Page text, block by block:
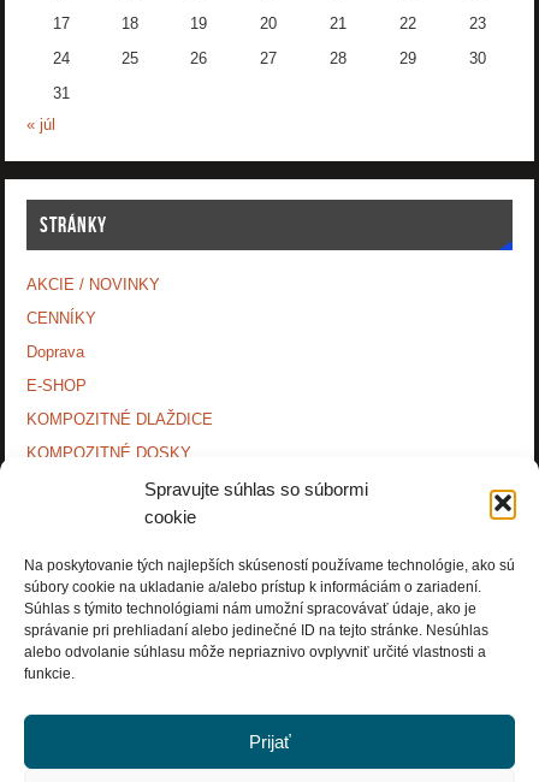
Spravujte súhlas so súbormi
cookie
Na poskytovanie tých najlepších skúseností používame technológie, ako sú
súbory cookie na ukladanie a/alebo prístup k informáciám o zariadení.
Súhlas s týmito technológiami nám umožní spracovávať údaje, ako je
správanie pri prehliadaní alebo jedinečné ID na tejto stránke. Nesúhlas
alebo odvolanie súhlasu môže nepriaznivo ovplyvniť určité vlastnosti a
funkcie.
Prijať
17 18 19 20 21 22 23
24 25 26 27 28 29 30
31
« júl
STRÁNKY
AKCIE / NOVINKY
CENNÍKY
Doprava
E-SHOP
KOMPOZITNÉ DLAŽDICE
KOMPOZITNÉ DOSKY.
MONTÁŽNE NÁVODY
OCHRANA OSOBNÝCH ÚDAJOV
PRÍSLUŠENSTVO.
Zásady používania súborov cookie (EÚ)